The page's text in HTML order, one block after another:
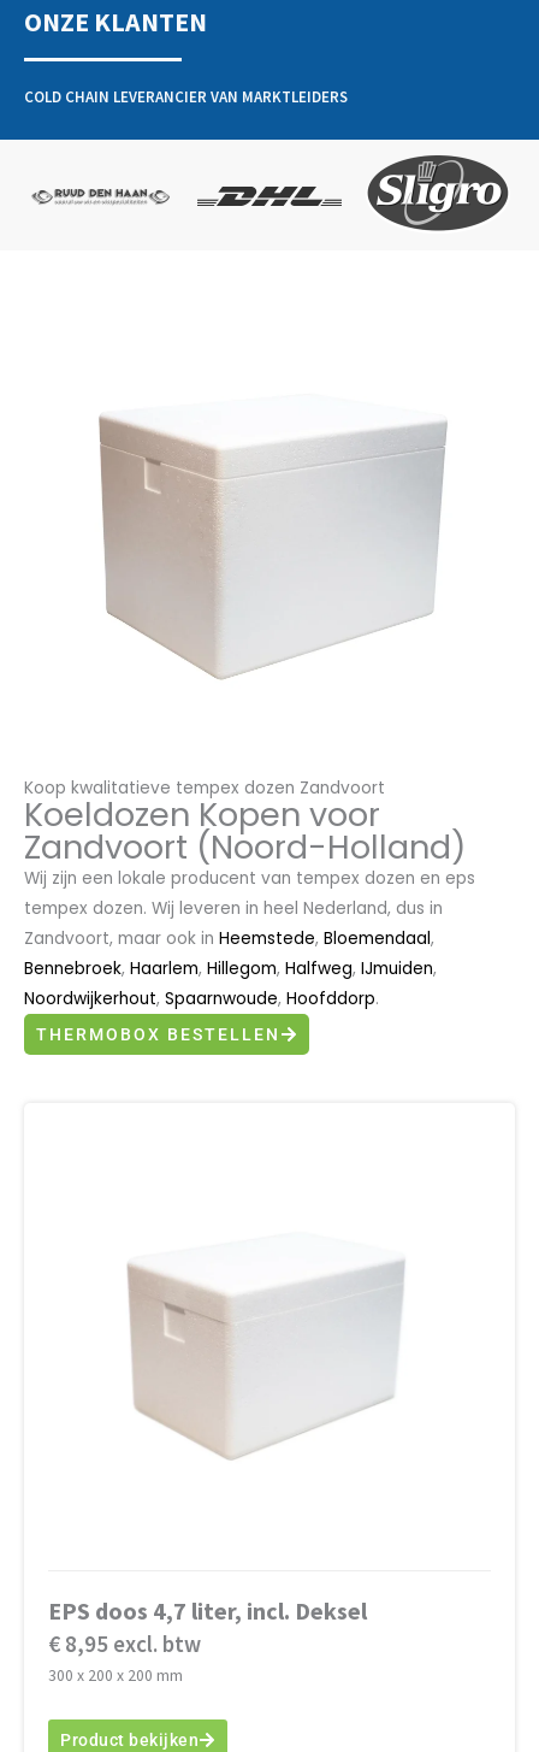
ONZE KLANTEN
COLD CHAIN LEVERANCIER VAN MARKTLEIDERS
Koop kwalitatieve tempex dozen Zandvoort
Koeldozen Kopen voor
Zandvoort (Noord-Holland)
Wij zijn een lokale producent van tempex dozen en eps
tempex dozen. Wij leveren in heel Nederland, dus in
Zandvoort, maar ook in Heemstede, Bloemendaal,
Bennebroek, Haarlem, Hillegom, Halfweg, IJmuiden,
Noordwijkerhout, Spaarnwoude, Hoofddorp.
THERMOBOX BESTELLEN
EPS doos 4,7 liter, incl. Deksel
€ 8,95 excl. btw
300 x 200 x 200 mm
Product bekijken